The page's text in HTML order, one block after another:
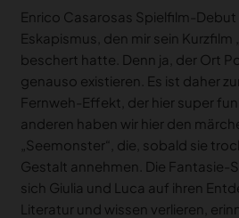
Enrico Casarosas Spielfilm-
Eskapismus, den mir sein Kurzfilm
beschert hatte. Denn ja, der Ort
genauso existieren. Es ist daher
Fernweh-Effekt, der hier super
anderen haben wir hier den
„Seemonster“, die, sobald sie
Gestalt annehmen. Die Fantasie-
sich Giulia und Luca auf ihren
Literatur und wissen verlieren,